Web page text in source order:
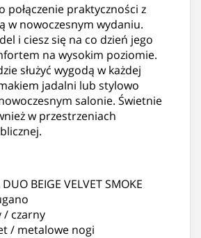
połączenie praktyczności z
w nowoczesnym wydaniu.
i ciesz się na co dzień jego
na wysokim poziomie.
służyć wygodą w każdej
jadalni lub stylowo
salonie. Świetnie
w przestrzeniach
BEIGE VELVET SMOKE
/ czarny
/ metalowe nogi